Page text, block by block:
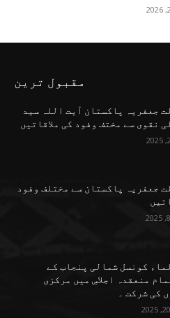
مقبول ترین
جعفریہ پاکستان آیت اللہ سید
نقوی سے مختف وفود کی ملاقاتیں
جعفریہ پاکستان سے مختلف وفود
کونسل شمالی پنجاب کے
منعقدہ اجلاسِ میں مرکزی
کی شرکت ۔